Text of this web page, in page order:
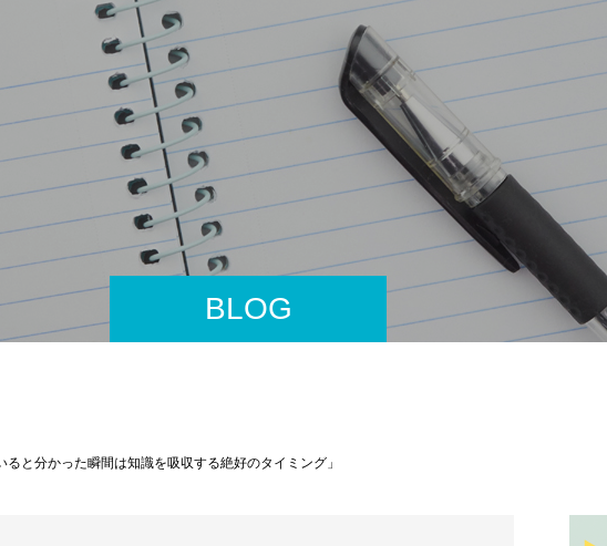
BLOG
と分かった瞬間は知識を吸収する絶好のタイミング」